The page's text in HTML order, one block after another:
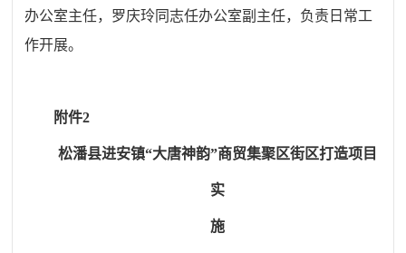
办公室主任，罗庆玲同志任办公室副主任，负责日常工
作开展。
附件2
松潘县进安镇“大唐神韵”商贸集聚区街区打造项目
实
施